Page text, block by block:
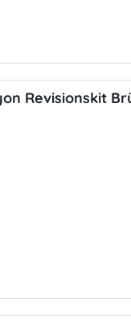
Revisionskit